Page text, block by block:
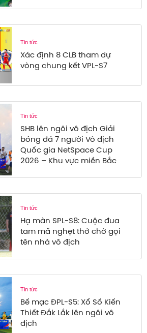
Tin tức
Xác định 8 CLB tham dự
vòng chung kết VPL-S7
Tin tức
SHB lên ngôi vô địch Giải
bóng đá 7 người Vô địch
Quốc gia NetSpace Cup
2026 – Khu vực miền Bắc
Tin tức
Hạ màn SPL-S8: Cuộc đua
tam mã nghẹt thở chờ gọi
tên nhà vô địch
Tin tức
Bế mạc ĐPL-S5: Xổ Số Kiến
Thiết Đắk Lắk lên ngôi vô
địch